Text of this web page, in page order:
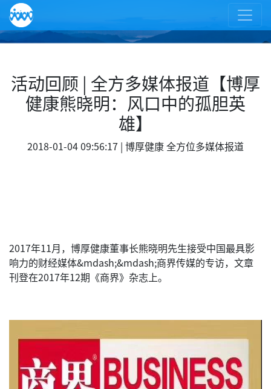
活动回顾 | 全方多媒体报道【博厚
健康熊晓明：风口中的孤胆英
雄】
2018-01-04 09:56:17 | 博厚健康 全方位多媒体报道
2017年11月，博厚健康董事长熊晓明先生接受中国最具影
响力的财经媒体&mdash;&mdash;商界传媒的专访，文章
刊登在2017年12期《商界》杂志上。